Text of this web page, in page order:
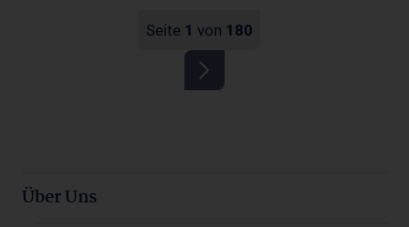
Seite 1 von 180
Über Uns